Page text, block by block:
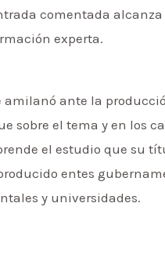
comentada alcanza
experta.
amilanó ante la
sobre el tema y en los
el estudio que su
entes
y universidades.